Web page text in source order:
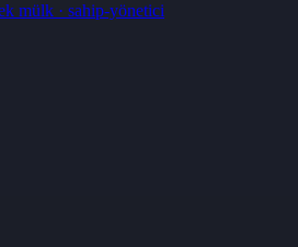
mülk · sahip-yönetici